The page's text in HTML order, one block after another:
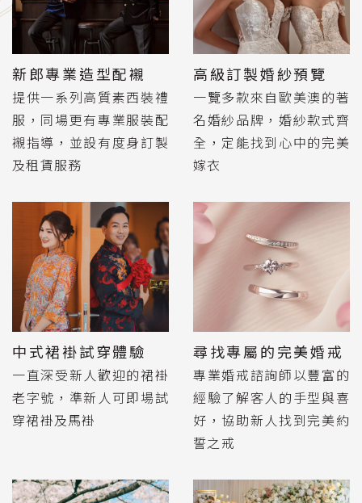
新郎專業造型配襯
提供一系列高質素西裝禮
服，同場更有專業服裝配
襯指導，並設有度身訂製
及租賃服務
高級訂製婚紗預覽
一覽多款來自歐美澳的著
名婚紗品牌，婚紗款式齊
全，定能找到心中的完美
嫁衣
中式裙褂試穿體驗
一直深受新人歡迎的裙褂
老字號，準新人可即場試
穿裙褂及馬褂
尋找專屬的完美婚戒
專業婚戒諮詢師以豐富的
經驗了解客人的手型與喜
好，協助新人找到完美約
誓之戒